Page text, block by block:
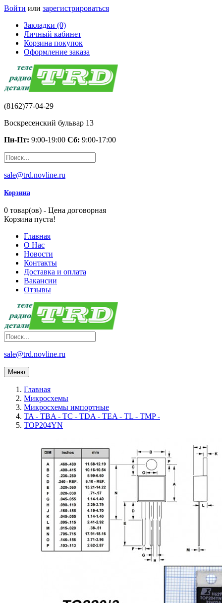
Войти или зарегистрироваться
Закладки (0)
Личный кабинет
Корзина покупок
Оформление заказа
(8162)77-04-29
Воскресенский бульвар 13
Пн-Пт: 9:00-19:00 Сб: 9:00-17:00
sale@trd.novline.ru
Корзина
0 товар(ов) - Цена договорная
Корзина пуста!
Главная
О Нас
Новости
Контакты
Доставка и оплата
Вакансии
Отзывы
sale@trd.novline.ru
Меню
Главная
Микросхемы
Микросхемы импортные
TA - TBA - TC - TDA - TEA - TL - TMP -
TOP204YN